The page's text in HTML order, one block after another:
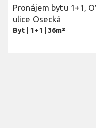
Pronájem bytu 1+1,
ulice Osecká
Byt 1+1 36m²